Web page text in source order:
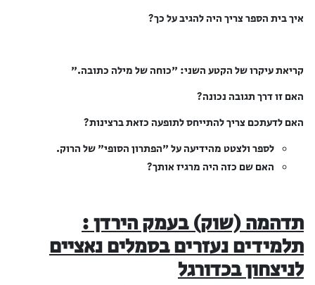
איך בית הספר צריך היה להגיב על כך?
קריאת עיקרו של הקטע השני: "כוחה של מילה כתובה."
האם זו דרך תגובה נכונה?
האם לדעתכם צריך להתייחס לתופעה כזאת ברצינות?
לספר ולצטט מהידיעה על "הפתרון הסופי" של הרוק.
האם שם כזה היה מרגיז אותך?
תדהמה (שוק) בעמק הירדן :
תלמידים נעזרים בסמלים נאציים
לניצחון בכדורגל